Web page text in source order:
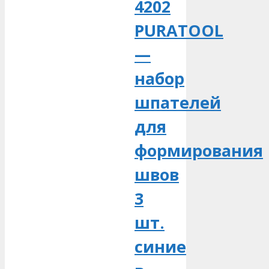
4202
PURATOOL
—
набор
шпателей
для
формирования
швов
3
шт.
синие